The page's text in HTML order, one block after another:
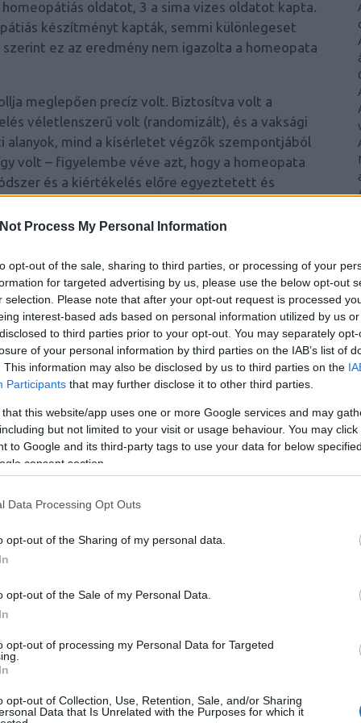
Process My Personal Information
opt-out of the sale, sharing to third parties, or processing of your
for targeted advertising by us, please use the below opt-out
selection. Please note that after your opt-out request is processed
interest-based ads based on personal information utilized by us
to third parties prior to your opt-out. You may separately
of your personal information by third parties on the IAB’s list of
This information may also be disclosed by us to third parties on the
Participants that may further disclose it to other third parties.
that this website/app uses one or more Google services and may
but not limited to your visit or usage behaviour. You may
to Google and its third-party tags to use your data for below
consent section.
Data Processing Opt Outs
opt-out of the Sharing of my personal data.
opt-out of the Sale of my Personal Data.
opt-out of processing my Personal Data for Targeted
opt-out of Collection, Use, Retention, Sale, and/or Sharing
Data that Is Unrelated with the Purposes for which it
oldatot, 3 a sima vizes oldatot kapta.
készítményt kapták, semmi különlegeset
ez az eredmény nem igazolta a homeopata
meglepően precíz volt. Biztosítva volt a
véletlenszerű volt (randomizált), és a vaksági
mind a kísérletet végzők szempontjából
volt – figyelembe véve azt, hogy a homeopata
és a kiértékelés előre egyeztetett és
egy komoly torzító hibája, amely ez esetben a
zömében homeopátiaellenesek voltak. Ha
az észlelt érzeteket, akkor azzal ebben a
az eredményt a hipotézis rovására – függetlenül
Ez a kísérlet akkor lehetett volna
szimpatizáló résztvevőket toboroztak volna.
néhány évtizedben – sok ennél rosszabbul, és
el különféle homeopátiás szerekkel. A
semmilyen konkrét betegség, rendellenes
ugyanolyan tudománytalan, mint 175
hónappal ezelőtt a brit alsóház Tudomány és
törzskönyvezzék gyógyszerként a homeopátiás
(